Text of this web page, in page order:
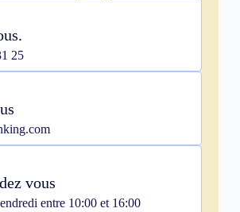
25
vous
entre 10:00 et 16:00